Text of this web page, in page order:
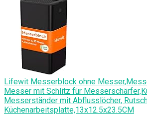
Lifewit Messerblock ohne
Messer mit Schlitz für
Messerständer mit Abflusslöcher,
Küchenarbeitsplatte,13x12.5x23.5CM